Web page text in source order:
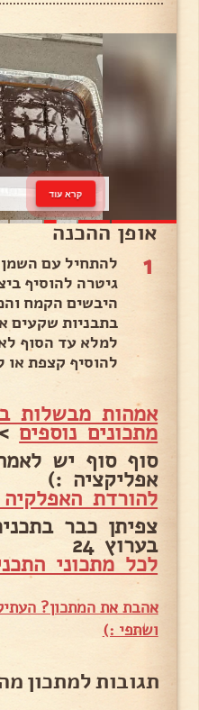
קרא עוד
אופן ההכנה
1
להתחיל עם השמן
גיטרה להוסיף
היבשים הקמח
בתבניות שקעים
למלא עד הסוף
להוסיף קצפת
אמהות מבשלות
מתכונים נוספים
סוף סוף יש
אפליקציה :)
להורדת
צפיתן כבר
בערוץ 24
לכל מתכוני
אהבת את המתכון?
ושתפי :)
תגובות למתכון